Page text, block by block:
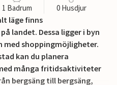
1 Badrum 0 Husdjur
läge finns
landet. Dessa ligger i byn
med shoppingmöjligheter.
kan du planera
många fritidsaktiviteter
bergsäng till bergsäng,